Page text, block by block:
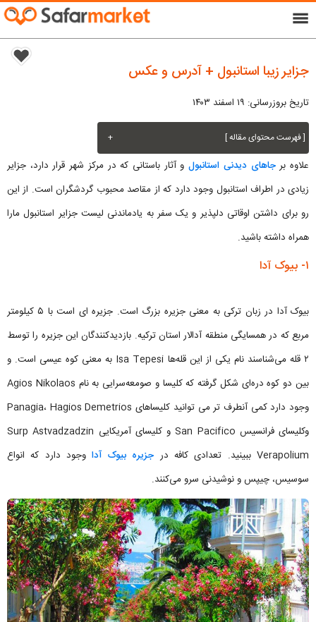
menu
جزایر زیبا استانبول + آدرس و عکس
تاریخ بروزرسانی: ۱۹ اسفند ۱۴۰۳
[ فهرست محتوای مقاله ] +
علاوه برجاهای دیدنی استانبولو آثار باستانی که در مرکز شهر قرار دارد، جزایر
زیادی در اطراف استانبول وجود دارد که از مقاصد محبوب گردشگران است. از این
رو برای داشتن اوقاتی دلپذیر و یک سفر به یادماندنی لیست جزایر استانبول مارا
همراه داشته باشید.
۱- بیوک آدا
بیوک آدا در زبان ترکی به معنی جزیره بزرگ است. جزیره ای است با ۵ کیلومتر
مربع که در همسایگی منطقه آدالار استان ترکیه. بازدیدکنندگان این جزیره را توسط
۲ قله می‌شناسند نام یکی از این قله‌ها Isa Tepesi به معنی کوه عیسی است. و
بین دو کوه دره‌ای شکل گرفته که کلیسا و صومعه‌سرایی به نام Agios Nikolaos
وجود دارد کمی آنطرف تر می توانید کلیساهای Panagia، Hagios Demetrios
وکلیسای فرانسیس San Pacifico و کلیسای آمریکایی Surp Astvadzadzin
Verapolium ببینید. تعدادی کافه در
جزیره بیوک آداوجود دارد که انواع
سوسیس، چیپس و نوشیدنی سرو می‌کنند.